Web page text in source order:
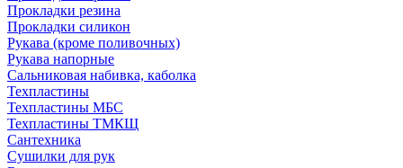
Прокладки резина
Прокладки силикон
Рукава (кроме поливочных)
Рукава напорные
Сальниковая набивка, каболка
Техпластины
Техпластины МБС
Техпластины ТМКЩ
Сантехника
Сушилки для рук